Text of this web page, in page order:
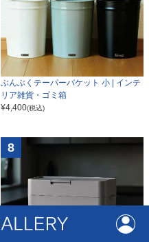
ぶんぶくテーパーバケット 小 | インテ
リア雑貨・ゴミ箱
¥4,400(税込)
8